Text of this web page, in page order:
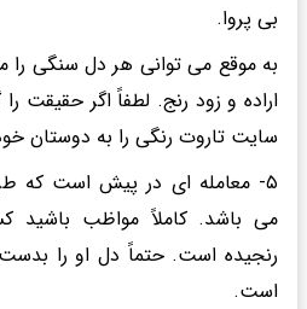
بی پروا.
به موقع می توانی هر دل سنگی را
اراده و زود رنج. لطفاً اگر حقیقت را
سایت تاروت رنگی را به دوستان
۵- معامله ای در پیش است که
می باشد. کاملاً مواظب باشید
رنجیده است. حتماً دل او را
است.